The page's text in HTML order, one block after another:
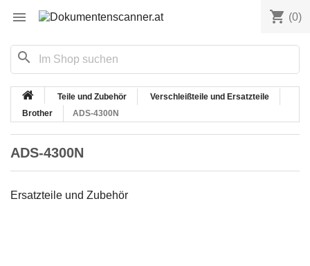
 shopping_cart (0)
search
Teile und Zubehör
Verschleißteile und Ersatzteile
Brother
ADS-4300N
ADS-4300N
Ersatzteile und Zubehör